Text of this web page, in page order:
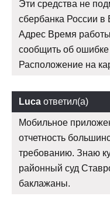
Эти средства не
сбербанка России
Адрес Время
сообщить об
Расположение на
Luca ответил(а)
Мобильное
отчетность
требованию. Знаю
районный суд
баклажаны.